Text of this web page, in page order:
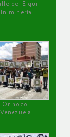
del Elqui
minería.
Orinoco,
Venezuela